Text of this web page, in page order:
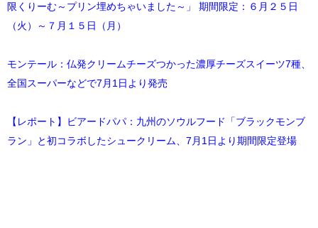
限くりーむ～プリン埋めちゃいました～」 期間限定：６月２５日
（火）～７月１５日（月）
モンテール：仏発クリームチーズつかった濃厚チーズスイーツ7種、
全国スーパーなどで7月1日より発売
【レポート】ビアードパパ：九州のソウルフード「ブラックモンブ
ラン」と初コラボしたシュークリーム、7月1日より期間限定登場